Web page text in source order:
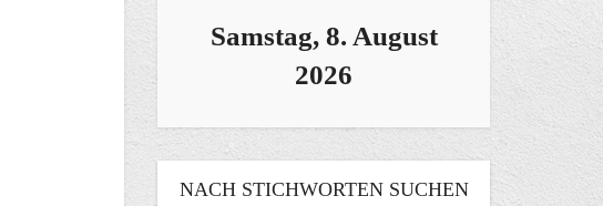
Samstag, 8. August
2026
NACH STICHWORTEN SUCHEN